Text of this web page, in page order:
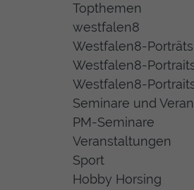
Topthemen
westfalen8
Westfalen8-Porträts
Westfalen8-
Westfalen8-
Seminare und
PM-Seminare
Veranstaltungen
Sport
Hobby Horsing